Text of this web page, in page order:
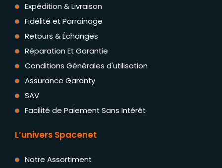
Expédition & Livraison
Fidélité et Parrainage
Retours & Échanges
Réparation Et Garantie
Conditions Générales d'utilisation
Assurance Garanty
SAV
Facilité de Paiement Sans Intérêt
L’univers Spacenet
Notre Assortiment